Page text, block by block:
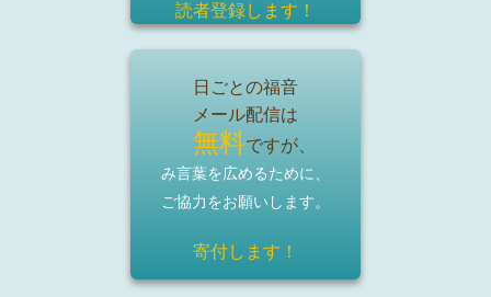
読者登録します！
日ごとの福音
メール配信は
無料ですが、
み言葉を広めるために、
ご協力をお願いします。
寄付します！